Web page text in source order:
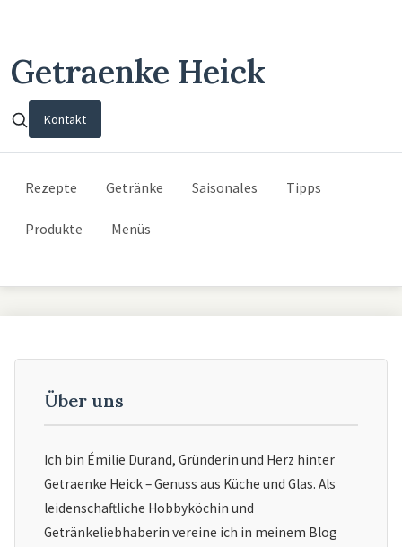
Getraenke Heick
Kontakt
Rezepte Getränke Saisonales Tipps
Produkte Menüs
Über uns
Ich bin Émilie Durand, Gründerin und Herz hinter
Getraenke Heick – Genuss aus Küche und Glas. Als
leidenschaftliche Hobbyköchin und
Getränkeliebhaberin vereine ich in meinem Blog